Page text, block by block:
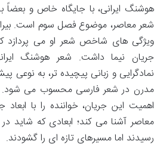
هوشنگ ایرانی، با جایگاه خاص و بعضاً
شعر معاصر، موضوع فصل سوم است.
ویژگی های شاخص شعر او می پردازد
جریان نیما داشت. شعر هوشنگ
نمادگرایی و زبانی پیچیده تر، به نوعی
مدرن در شعر فارسی محسوب می شود.
اهمیت این جریان، خواننده را با
معاصر آشنا می کند؛ ابعادی که شاید در
رسیدند اما مسیرهای تازه ای را گشودند.